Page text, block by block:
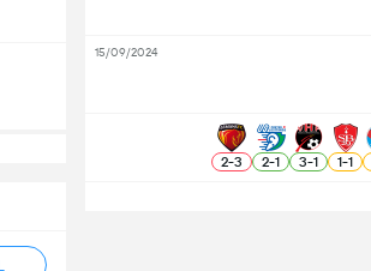
15/09/2024
2-3 2-1 3-1 1-1